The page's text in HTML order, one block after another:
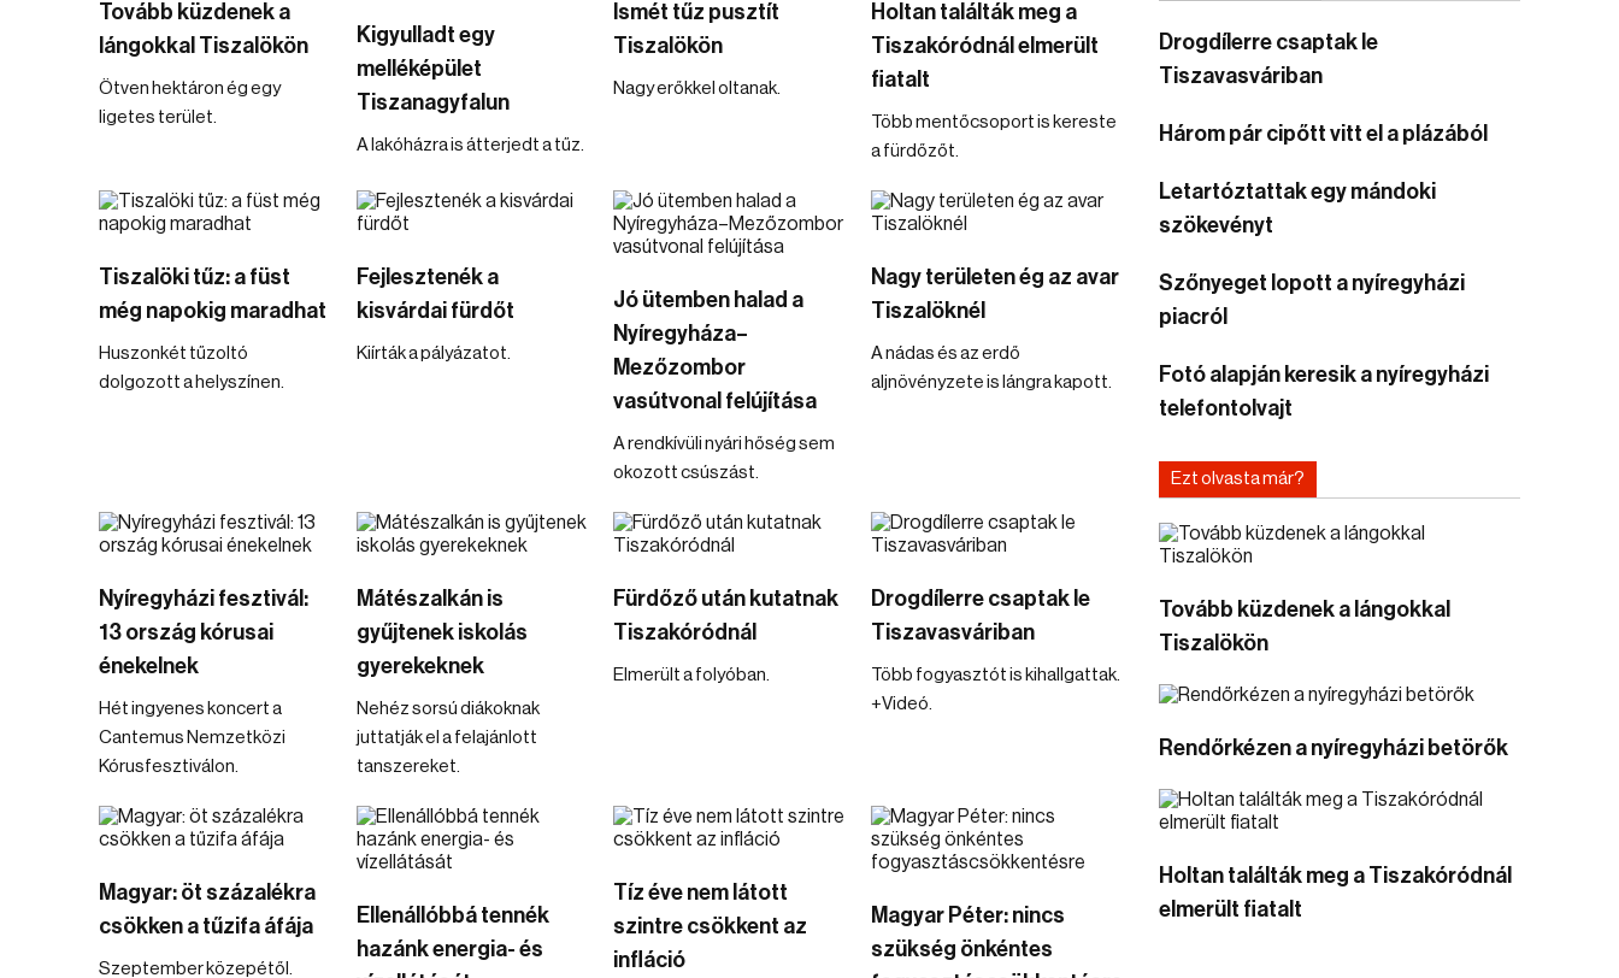
Tovább küzdenek a
lángokkal Tiszalökön
Ötven hektáron ég egy
ligetes terület.
Kigyulladt egy
melléképület
Tiszanagyfalun
A lakóházra is átterjedt a tűz.
Ismét tűz pusztít
Tiszalökön
Nagy erőkkel oltanak.
Holtan találták meg a
Tiszakóródnál elmerült
fiatalt
Több mentőcsoport is kereste
a fürdőzőt.
Tiszalöki tűz: a füst
még napokig maradhat
Huszonkét tűzoltó
dolgozott a helyszínen.
Fejlesztenék a
kisvárdai fürdőt
Kiírták a pályázatot.
Jó ütemben halad a
Nyíregyháza–
Mezőzombor
vasútvonal felújítása
A rendkívüli nyári hőség sem
okozott csúszást.
Nagy területen ég az avar
Tiszalöknél
A nádas és az erdő
aljnövényzete is lángra kapott.
Nyíregyházi fesztivál:
13 ország kórusai
énekelnek
Hét ingyenes koncert a
Cantemus Nemzetközi
Kórusfesztiválon.
Mátészalkán is
gyűjtenek iskolás
gyerekeknek
Nehéz sorsú diákoknak
juttatják el a felajánlott
tanszereket.
Fürdőző után kutatnak
Tiszakóródnál
Elmerült a folyóban.
Drogdílerre csaptak le
Tiszavasváriban
Több fogyasztót is kihallgattak.
+Videó.
Magyar: öt százalékra
csökken a tűzifa áfája
Szeptember közepétől.
Ellenállóbbá tennék
hazánk energia- és
Tíz éve nem látott
szintre csökkent az
infláció
Magyar Péter: nincs
szükség önkéntes
Drogdílerre csaptak le
Tiszavasváriban
Három pár cipőtt vitt el a plázából
Letartóztattak egy mándoki
szökevényt
Szőnyeget lopott a nyíregyházi
piacról
Fotó alapján keresik a nyíregyházi
telefontolvajt
Ezt olvasta már?
Tovább küzdenek a lángokkal
Tiszalökön
Rendőrkézen a nyíregyházi betörők
Holtan találták meg a Tiszakóródnál
elmerült fiatalt